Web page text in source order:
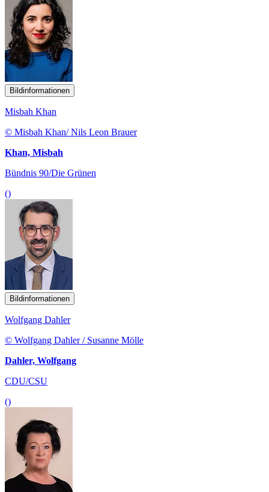
Bildinformationen
Misbah Khan
© Misbah Khan/ Nils Leon Brauer
Khan, Misbah
Bündnis 90/Die Grünen
()
Bildinformationen
Wolfgang Dahler
© Wolfgang Dahler / Susanne Mölle
Dahler, Wolfgang
CDU/CSU
()